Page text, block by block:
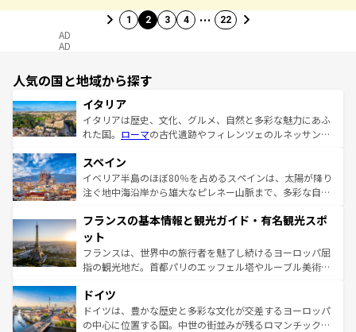
1 2 3 4 … 22
AD
AD
人気の国と地域から探す
イタリア
イタリアは歴史、文化、グルメ、自然と多彩な魅力にあふ
れた国。 ローマの古代遺跡やフィレンツェのルネッサンス
ろん、トスカーナの美しい田園風景やアマルフィ海岸の絶
景など、自然景観も見逃せない。観光の合間には、本場の
ピザやパスタなど、絶品のイタリア料理を堪能することも
ませてくれるイタリアで、忘れられない旅をしてみよう！
なお、新着のイタリア情報は
しい。
スペイン
イベリア半島のほぼ80％を占めるスペインは、太陽が降り
注ぐ地中海沿岸から雄大なピレネー山脈まで、多彩な自然
文化が根付くこの国では、情熱的なフラメンコ、熱気あふ
れる闘牛、そして美味しいタパスが生活の一部となってい
る。首都マドリードの洗練された雰囲気や、バルセロナの
アートに溢れた街角から、地方では古代ローマ遺跡や中世
せる。地方によって風土や気候が異なるスペインはその個
性で訪れる人を魅了する。 なお、新着のスペイン情報は コ
ンテンツ一覧を参照してほしい。
フランスの基本情報と観光ガイド・有名観光スポ
ット
フランスは、世界中の旅行者を魅了し続けるヨーロッパ屈
指の観光地だ。首都パリのエッフェル塔やルーブル美術館
で、幅広い魅力が詰まっている。華麗な宮殿、歴史的な大
聖堂、美しいビーチ、そして豊かな自然が、訪れる者を心
から魅了する。また、フランスは美食の国としても知ら
ドイツ
ドイツは、豊かな歴史と多彩な文化が交差するヨーロッパ
の中心に位置する国。中世の街並みが残るロマンチック街